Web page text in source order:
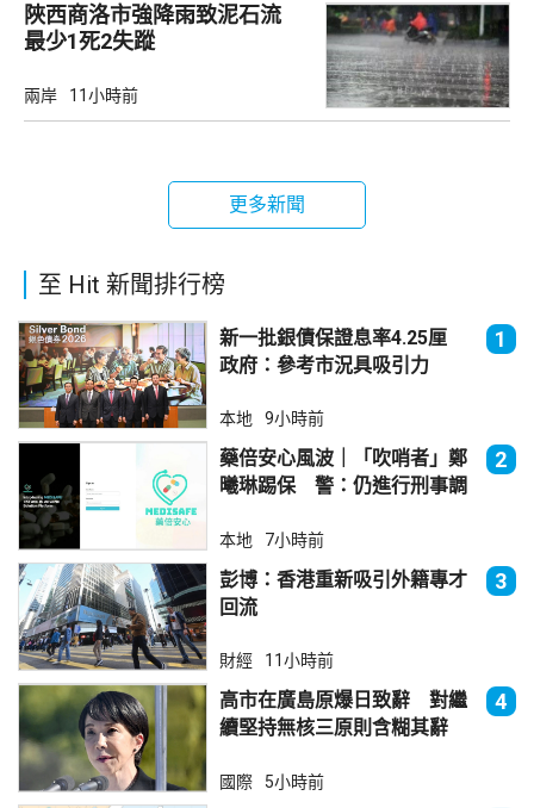
陜西商洛市強降雨致泥石流
最少1死2失蹤
兩岸 11小時前
更多新聞
至 Hit 新聞排行榜
新一批銀債保證息率4.25厘
政府：參考市況具吸引力
1
本地 9小時前
藥倍安心風波｜「吹哨者」鄭
曦琳踢保 警：仍進行刑事調
2
本地 7小時前
彭博：香港重新吸引外籍專才
回流
3
財經 11小時前
高市在廣島原爆日致辭 對繼
續堅持無核三原則含糊其辭
4
國際 5小時前